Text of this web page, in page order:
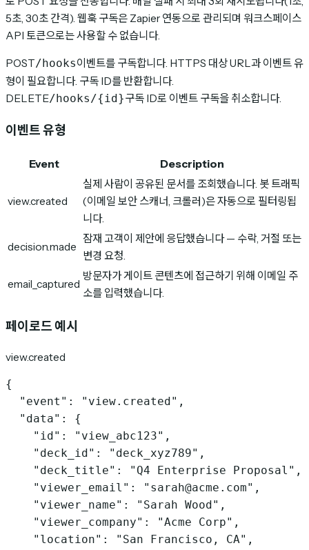
5초, 30초 간격). 웹훅 구독은 Zapier 연동으로 관리되며 워크스페이스
API 토큰으로는 사용할 수 없습니다.
POST/hooks이벤트를 구독합니다. HTTPS 대상 URL과 이벤트 유
형이 필요합니다. 구독 ID를 반환합니다.
DELETE/hooks/{id}구독 ID로 이벤트 구독을 취소합니다.
이벤트 유형
Event Description
view.created
실제 사람이 공유된 문서를 조회했습니다. 봇 트래픽
(이메일 보안 스캐너, 크롤러)은 자동으로 필터링됩
니다.
decision.made
잠재 고객이 제안에 응답했습니다 — 수락, 거절 또는
변경 요청.
email_captured
방문자가 게이트 콘텐츠에 접근하기 위해 이메일 주
소를 입력했습니다.
페이로드 예시
view.created
{
  "event": "view.created",
  "data": {
    "id": "view_abc123",
    "deck_id": "deck_xyz789",
    "deck_title": "Q4 Enterprise Proposal",
    "viewer_email": "sarah@acme.com",
    "viewer_name": "Sarah Wood",
    "viewer_company": "Acme Corp",
    "location": "San Francisco, CA",